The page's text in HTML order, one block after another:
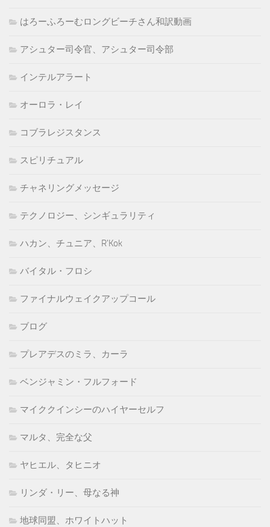
はろーふろーむロングビーチさん和訳動画
アシュター司令官、アシュター司令部
インテルアラート
オーロラ・レイ
コブラレジスタンス
スピリチュアル
チャネリングメッセージ
テクノロジー、シンギュラリティ
ハカン、チュニア、R'Kok
バイタル・フロシ
ファイナルウェイクアップコール
ブログ
プレアデスのミラ、カーラ
ベンジャミン・フルフォード
マイククインシーのハイヤーセルフ
マルタ、完全な父
ヤヒエル、タヒニオ
リンダ・リー、母なる神
地球同盟、ホワイトハット